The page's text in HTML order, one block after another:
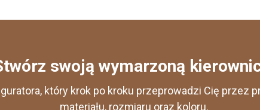
swoją wymarzoną
który krok po kroku przeprowadzi Cię przez
materiału, rozmiaru oraz koloru.